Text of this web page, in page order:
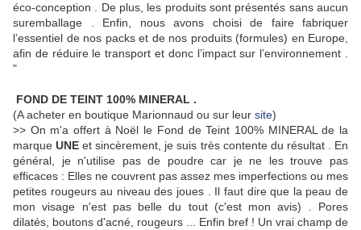
éco-conception . De plus, les produits sont présentés sans aucun
suremballage . Enfin, nous avons choisi de faire fabriquer
l’essentiel de nos packs et de nos produits (formules) en Europe,
afin de réduire le transport et donc l’impact sur l’environnement .
"
FOND DE TEINT 100% MINERAL .
(A acheter en boutique Marionnaud ou sur leur site)
>> On m'a offert à Noël le Fond de Teint 100% MINERAL de la
marqueUNE et sincèrement, je suis très contente du résultat . En
général, je n'utilise pas de poudre car je ne les trouve pas
efficaces : Elles ne couvrent pas assez mes imperfections ou mes
petites rougeurs au niveau des joues . Il faut dire que la peau de
mon visage n'est pas belle du tout (c'est mon avis) . Pores
dilatés, boutons d'acné, rougeurs ... Enfin bref ! Un vrai champ de